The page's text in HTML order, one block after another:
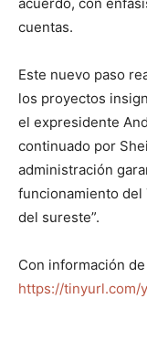
cuentas.
Este nuevo paso
los proyectos
el expresidente
continuado por
administración
funcionamiento del
del sureste”.
Con información
https://tinyurl.com/